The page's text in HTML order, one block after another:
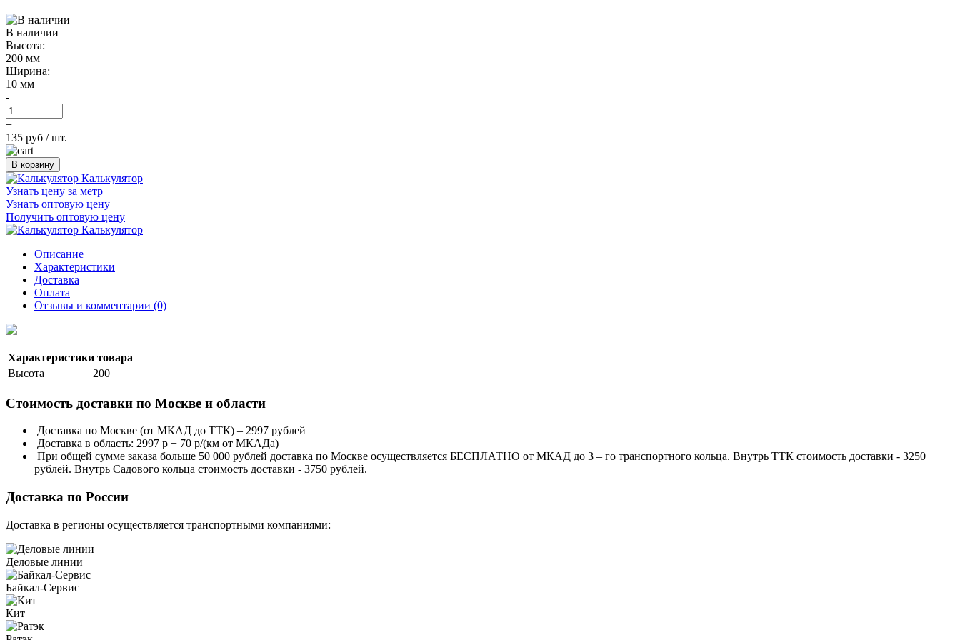
В наличии
Высота:
200 мм
Ширина:
10 мм
-
+
135 руб / шт.
В корзину
Калькулятор
Узнать цену за метр
Узнать оптовую цену
Получить оптовую цену
Калькулятор
Описание
Характеристики
Доставка
Оплата
Отзывы и комментарии (0)
Характеристики товара
Высота
200
Стоимость доставки по Москве и области
Доставка по Москве (от МКАД до ТТК) – 2997 рублей
Доставка в область: 2997 р + 70 р/(км от МКАДа)
При общей сумме заказа больше 50 000 рублей доставка по Москве осуществляется БЕСПЛАТНО от МКАД до 3 – го транспортного кольца. Внутрь ТТК стоимость доставки - 3250
рублей. Внутрь Садового кольца стоимость доставки - 3750 рублей.
Доставка по России
Доставка в регионы осуществляется транспортными компаниями:
Деловые линии
Байкал-Сервис
Кит